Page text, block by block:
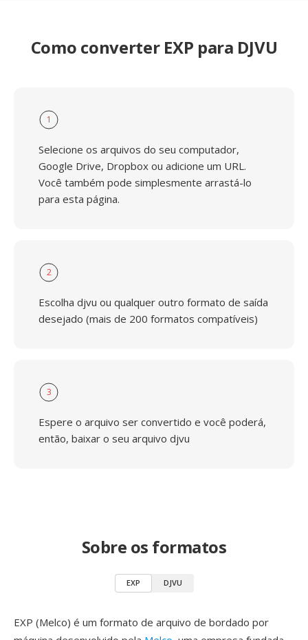
Como converter EXP para DJVU
1
Selecione os arquivos do seu computador,
Google Drive, Dropbox ou adicione um URL.
Você também pode simplesmente arrastá-lo
para esta página.
2
Escolha djvu ou qualquer outro formato de saída
desejado (mais de 200 formatos compatíveis)
3
Espere o arquivo ser convertido e você poderá,
então, baixar o seu arquivo djvu
Sobre os formatos
EXP DJVU
EXP (Melco) é um formato de arquivo de bordado por